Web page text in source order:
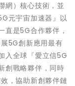
網）核心技術，並
元宇宙加速器』以
直是5G合作夥伴，
5G創新應用最有
入全球『愛立信5G
創戰略夥伴，同時
，協助新創夥伴鏈